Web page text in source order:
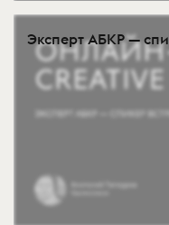
Эксперт АБКР —